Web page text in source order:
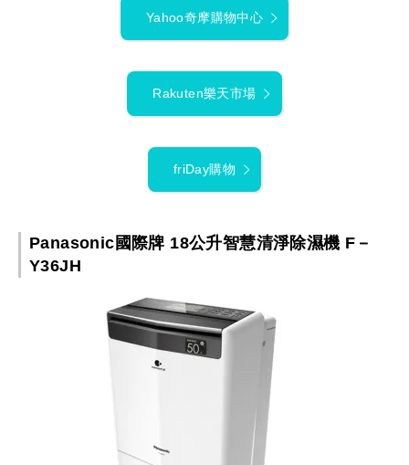
Yahoo奇摩購物中心
Rakuten樂天市場
friDay購物
Panasonic國際牌 18公升智慧清淨除濕機 F－
Y36JH